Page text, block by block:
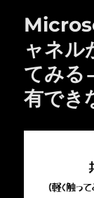
ャネル
てみる
有でき